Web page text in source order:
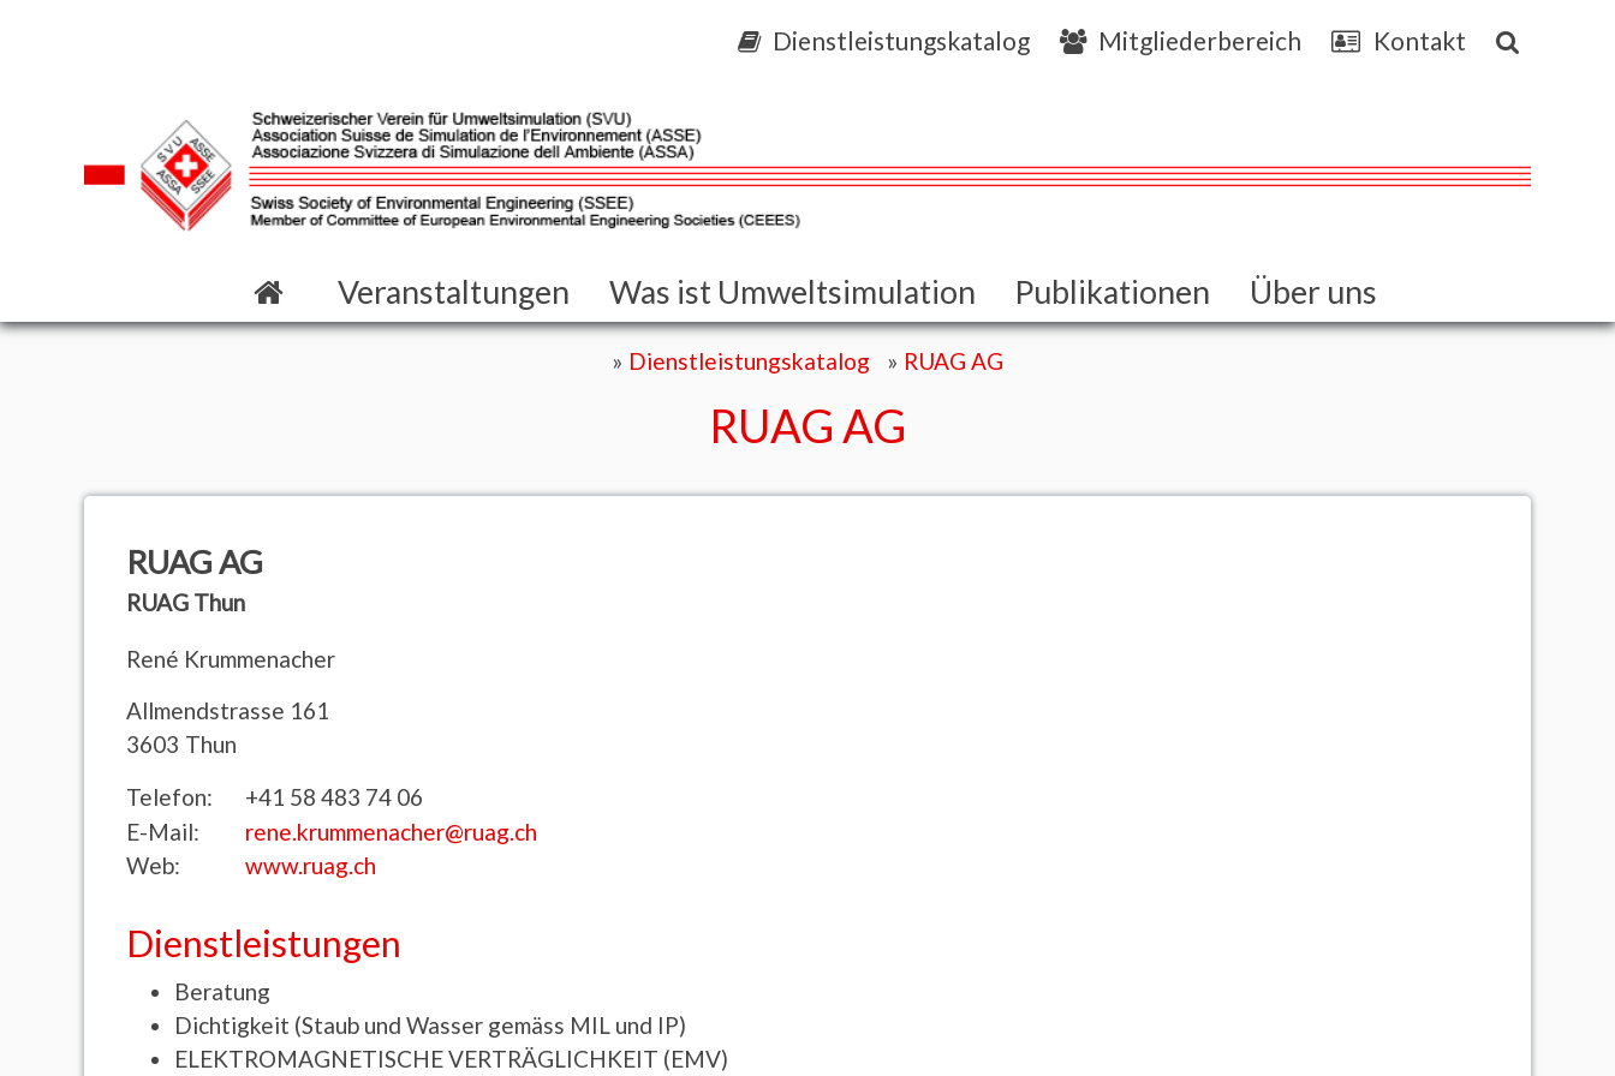
Dienstleistungskatalog Mitgliederbereich Kontakt
Veranstaltungen Was ist Umweltsimulation Publikationen Über uns
Dienstleistungskatalog RUAG AG
RUAG AG
RUAG AG
RUAG Thun
René Krummenacher
Allmendstrasse 161
3603 Thun
Telefon:
+41 58 483 74 06
E-Mail:
rene.krummenacher@ruag.ch
Web:
www.ruag.ch
Dienstleistungen
Beratung
Dichtigkeit (Staub und Wasser gemäss MIL und IP)
ELEKTROMAGNETISCHE VERTRÄGLICHKEIT (EMV)